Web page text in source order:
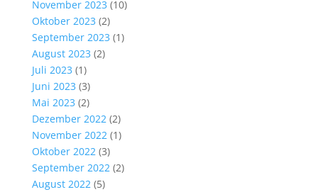
November 2023 (10)
Oktober 2023 (2)
September 2023 (1)
August 2023 (2)
Juli 2023 (1)
Juni 2023 (3)
Mai 2023 (2)
Dezember 2022(2)
November 2022(1)
Oktober 2022(3)
September 2022(2)
August 2022(5)